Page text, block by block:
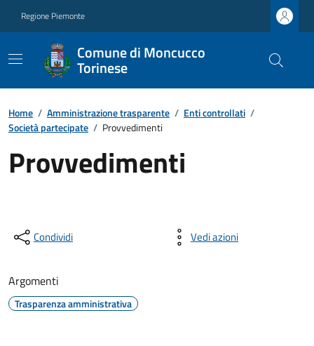
Regione Piemonte
Comune di Moncucco
Torinese
Home / Amministrazione trasparente / Enti controllati /
Società partecipate / Provvedimenti
Provvedimenti
Condividi Vedi azioni
Argomenti
Trasparenza amministrativa